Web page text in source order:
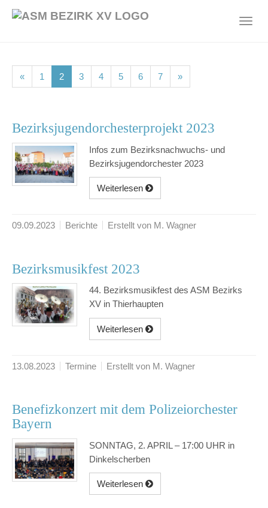
« 1 (current)
2(current)
3(current)
4(current)
5(current)
6(current)
7(current)
»
Bezirksjugendorchesterprojekt 2023
Infos zum Bezirksnachwuchs- und
Bezirksjugendorchester 2023
Weiterlesen
09.09.2023 Berichte Erstellt von M. Wagner
Bezirksmusikfest 2023
44. Bezirksmusikfest des ASM Bezirks
XV in Thierhaupten
Weiterlesen
13.08.2023 Termine Erstellt von M. Wagner
Benefizkonzert mit dem Polizeiorchester
Bayern
SONNTAG, 2. APRIL – 17:00 UHR in
Dinkelscherben
Weiterlesen